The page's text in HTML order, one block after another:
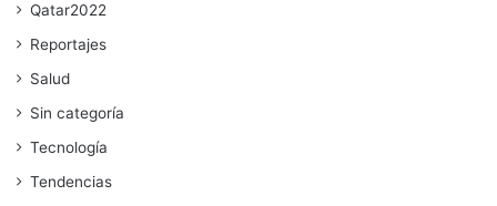
Qatar2022
Reportajes
Salud
Sin categoría
Tecnología
Tendencias